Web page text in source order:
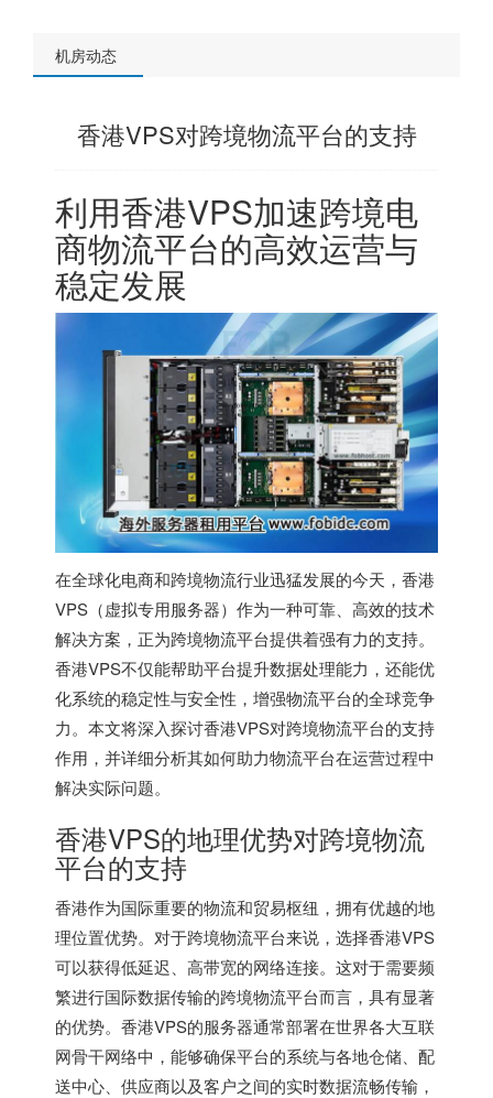
机房动态
香港VPS对跨境物流平台的支持
利用香港VPS加速跨境电
商物流平台的高效运营与
稳定发展
在全球化电商和跨境物流行业迅猛发展的今天， 香港
VPS （虚拟专用服务器）作为一种可靠、高效的技术
解决方案，正为跨境物流平台提供着强有力的支持。
香港VPS不仅能帮助平台提升数据处理能力，还能优
化系统的稳定性与安全性，增强物流平台的全球竞争
力。本文将深入探讨香港VPS对跨境物流平台的支持
作用，并详细分析其如何助力物流平台在运营过程中
解决实际问题。
香港VPS的地理优势对跨境物流
平台的支持
香港作为国际重要的物流和贸易枢纽，拥有优越的地
理位置优势。对于跨境物流平台来说，选择香港VPS
可以获得低延迟、高带宽的网络连接。这对于需要频
繁进行国际数据传输的跨境物流平台而言，具有显著
的优势。 香港VPS的服务器通常部署在世界各大互联
网骨干网络中，能够确保平台的系统与各地仓储、配
送中心、供应商以及客户之间的实时数据流畅传输，